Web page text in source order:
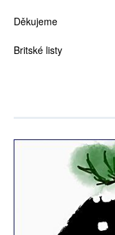
Děkujeme
Britské listy